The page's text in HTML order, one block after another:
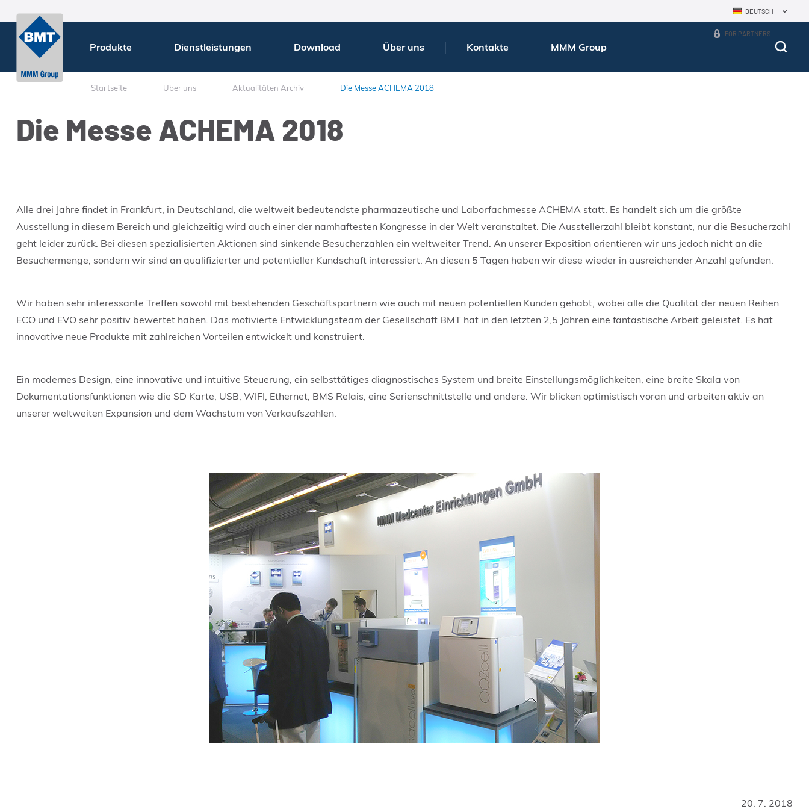
Produkte Dienstleistungen Download Über uns Kontakte MMM Group
DEUTSCH
FOR PARTNERS
Startseite Über uns Aktualitäten Archiv Die Messe ACHEMA 2018
Die Messe ACHEMA 2018
Alle drei Jahre findet in Frankfurt, in Deutschland, die weltweit bedeutendste pharmazeutische und Laborfachmesse ACHEMA statt. Es handelt sich um die größte
Ausstellung in diesem Bereich und gleichzeitig wird auch einer der namhaftesten Kongresse in der Welt veranstaltet. Die Ausstellerzahl bleibt konstant, nur die Besucherzahl
geht leider zurück. Bei diesen spezialisierten Aktionen sind sinkende Besucherzahlen ein weltweiter Trend. An unserer Exposition orientieren wir uns jedoch nicht an die
Besuchermenge, sondern wir sind an qualifizierter und potentieller Kundschaft interessiert. An diesen 5 Tagen haben wir diese wieder in ausreichender Anzahl gefunden.
Wir haben sehr interessante Treffen sowohl mit bestehenden Geschäftspartnern wie auch mit neuen potentiellen Kunden gehabt, wobei alle die Qualität der neuen Reihen
ECO und EVO sehr positiv bewertet haben. Das motivierte Entwicklungsteam der Gesellschaft BMT hat in den letzten 2,5 Jahren eine fantastische Arbeit geleistet. Es hat
innovative neue Produkte mit zahlreichen Vorteilen entwickelt und konstruiert.
Ein modernes Design, eine innovative und intuitive Steuerung, ein selbsttätiges diagnostisches System und breite Einstellungsmöglichkeiten, eine breite Skala von
Dokumentationsfunktionen wie die SD Karte, USB, WIFI, Ethernet, BMS Relais, eine Serienschnittstelle und andere. Wir blicken optimistisch voran und arbeiten aktiv an
unserer weltweiten Expansion und dem Wachstum von Verkaufszahlen.
20. 7. 2018